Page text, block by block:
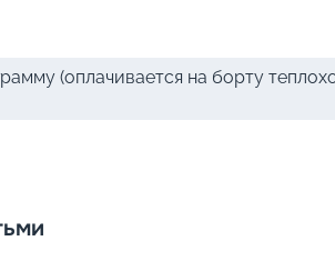
(оплачивается на борту